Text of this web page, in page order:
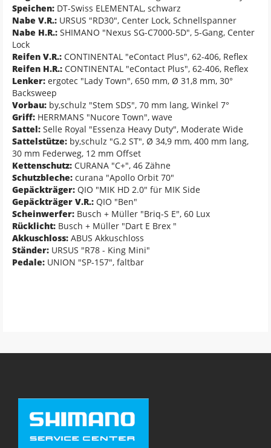
Speichen: DT-Swiss ELEMENTAL, schwarz
Nabe V.R.: URSUS "RD30", Center Lock, Schnellspanner
Nabe H.R.: SHIMANO "Nexus SG-C7000-5D", 5-Gang, Center
Lock
Reifen V.R.: CONTINENTAL "eContact Plus", 62-406, Reflex
Reifen H.R.: CONTINENTAL "eContact Plus", 62-406, Reflex
Lenker: ergotec "Lady Town", 650 mm, Ø 31,8 mm, 30°
Backsweep
Vorbau: by,schulz "Stem SDS", 70 mm lang, Winkel 7°
Griff: HERRMANS "Nucore Town", wave
Sattel: Selle Royal "Essenza Heavy Duty", Moderate Wide
Sattelstütze: by,schulz "G.2 ST", Ø 34,9 mm, 400 mm lang,
30 mm Federweg, 12 mm Offset
Kettenschutz: CURANA "C+", 46 Zähne
Schutzbleche: curana "Apollo Orbit 70"
Gepäckträger: QIO "MIK HD 2.0" für MIK Side
Gepäckträger V.R.: QIO "Ben"
Scheinwerfer: Busch + Müller "Briq-S E", 60 Lux
Rücklicht: Busch + Müller "Dart E Brex "
Akkuschloss: ABUS Akkuschloss
Ständer: URSUS "R78 - King Mini"
Pedale: UNION "SP-157", faltbar